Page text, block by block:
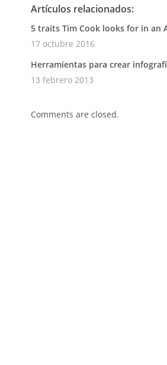
Artículos relacionados:
5 traits Tim Cook looks for in an
17 octubre 2016
Herramientas para crear
13 febrero 2013
Comments are closed.